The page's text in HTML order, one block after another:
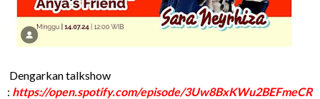
Dengarkan talkshow
: https://open.spotify.com/episode/3Uw8BxKWu2BEFmeCR